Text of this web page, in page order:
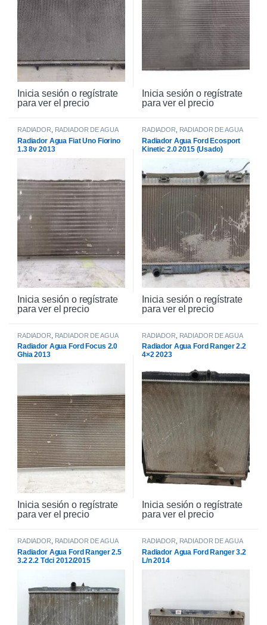
Inicia sesión o regístrate
para ver el precio
Inicia sesión o regístrate
para ver el precio
RADIADOR RADIADOR DE AGUA
Radiador Agua Fiat Uno Fiorino
1.3 8v 2013
Inicia sesión o regístrate
para ver el precio
RADIADOR RADIADOR DE AGUA
Radiador Agua Ford Ecosport
Kinetic 2.0 2015 (Usado)
Inicia sesión o regístrate
para ver el precio
RADIADOR RADIADOR DE AGUA
Radiador Agua Ford Focus 2.0
Ghia 2013
Inicia sesión o regístrate
para ver el precio
RADIADOR RADIADOR DE AGUA
Radiador Agua Ford Ranger 2.2
4×2 2023
Inicia sesión o regístrate
para ver el precio
RADIADOR RADIADOR DE AGUA
Radiador Agua Ford Ranger 2.5
3.2 2.2 Tdci 2012/2015
RADIADOR RADIADOR DE AGUA
Radiador Agua Ford Ranger 3.2
L/n 2014